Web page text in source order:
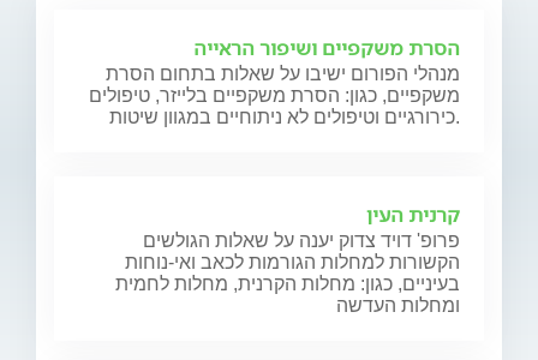
הסרת משקפיים ושיפור הראייה
מנהלי הפורום ישיבו על שאלות בתחום הסרת
משקפיים, כגון: הסרת משקפיים בלייזר, טיפולים
כירורגיים וטיפולים לא ניתוחיים במגוון שיטות.
קרנית העין
פרופ' דויד צדוק יענה על שאלות הגולשים
הקשורות למחלות הגורמות לכאב ואי-נוחות
בעיניים, כגון: מחלות הקרנית, מחלות לחמית
ומחלות העדשה